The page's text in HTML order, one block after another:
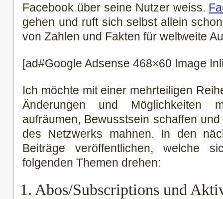
Facebook über seine Nutzer weiss.
gehen und ruft sich selbst allein
von Zahlen und Fakten für weltweite
[ad#Google Adsense 468×60 Image
Ich möchte mit einer mehrteiligen
Änderungen und Möglichkeiten
aufräumen, Bewusstsein schaffen
des Netzwerks mahnen. In den
Beiträge veröffentlichen, welche
folgenden Themen drehen:
1. Abos/Subscriptions und